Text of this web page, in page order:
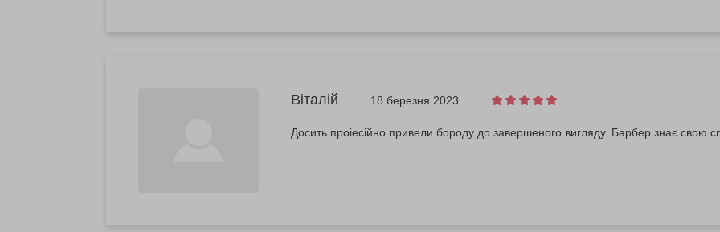
Віталій 18 березня 2023
Досить проіесійно привели бороду до завершеного вигляду. Барбер знає свою